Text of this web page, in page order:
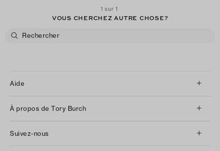
1 sur 1
VOUS CHERCHEZ AUTRE CHOSE?
Aide
Retours et échanges
À propos de Tory Burch
Suivez-nous